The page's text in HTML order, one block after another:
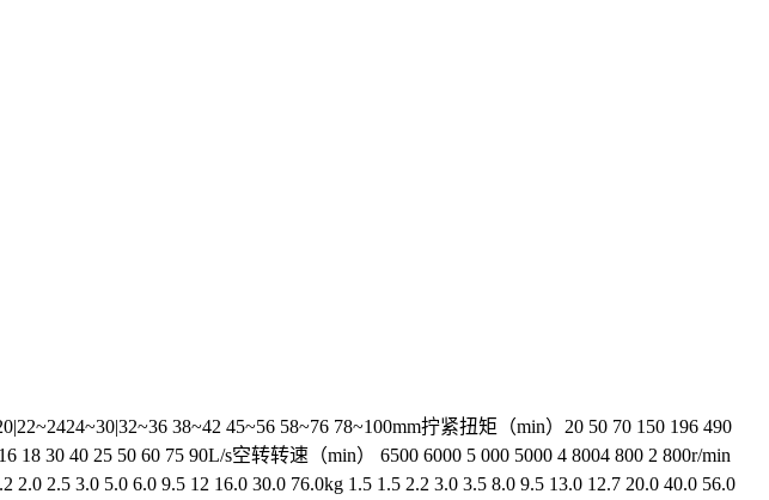
38~42 45~56 58~76 78~100mm拧紧扭矩（min）20 50 70 150 196 490
30 40 25 50 60 75 90L/s空转转速（min） 6500 6000 5 000 5000 4 8004 800 2 800r/min
2.5 3.0 5.0 6.0 9.5 12 16.0 30.0 76.0kg 1.5 1.5 2.2 3.0 3.5 8.0 9.5 13.0 12.7 20.0 40.0 56.0